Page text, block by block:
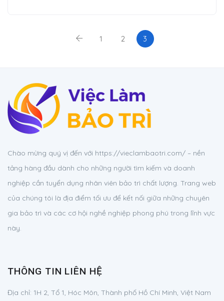
1 2 3
Chào mừng quý vị đến với https://vieclambaotri.com/ – nền
tảng hàng đầu dành cho những người tìm kiếm và doanh
nghiệp cần tuyển dụng nhân viên bảo trì chất lượng. Trang web
của chúng tôi là địa điểm tối ưu để kết nối giữa những chuyên
gia bảo trì và các cơ hội nghề nghiệp phong phú trong lĩnh vực
này.
THÔNG TIN LIÊN HỆ
Địa chỉ: 1H 2, Tổ 1, Hóc Môn, Thành phố Hồ Chí Minh, Việt Nam